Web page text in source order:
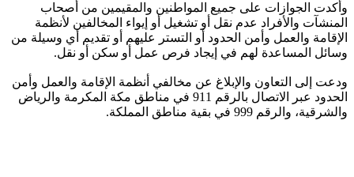
وأكدت الجوازات على جميع المواطنين والمقيمين من أصحاب
المنشآت والأفراد عدم نقل أو تشغيل أو إيواء المخالفين لأنظمة
الإقامة والعمل وأمن الحدود أو التستر عليهم أو تقديم أي وسيلة من
وسائل المساعدة لهم في إيجاد فرص عمل أو سكن أو نقل.
ودعت إلى التعاون والإبلاغ عن مخالفي أنظمة الإقامة والعمل وأمن
الحدود عبر الاتصال بالرقم 911 في مناطق مكة المكرمة والرياض
والشرقية، والرقم 999 في بقية مناطق المملكة.